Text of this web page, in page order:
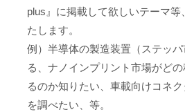
plus』に掲載して欲しいテーマ等
たします。
例）半導体の製造装置（ステッ
る、ナノインプリント市場がど
るのか知りたい、車載向けコネ
を調べたい、等。